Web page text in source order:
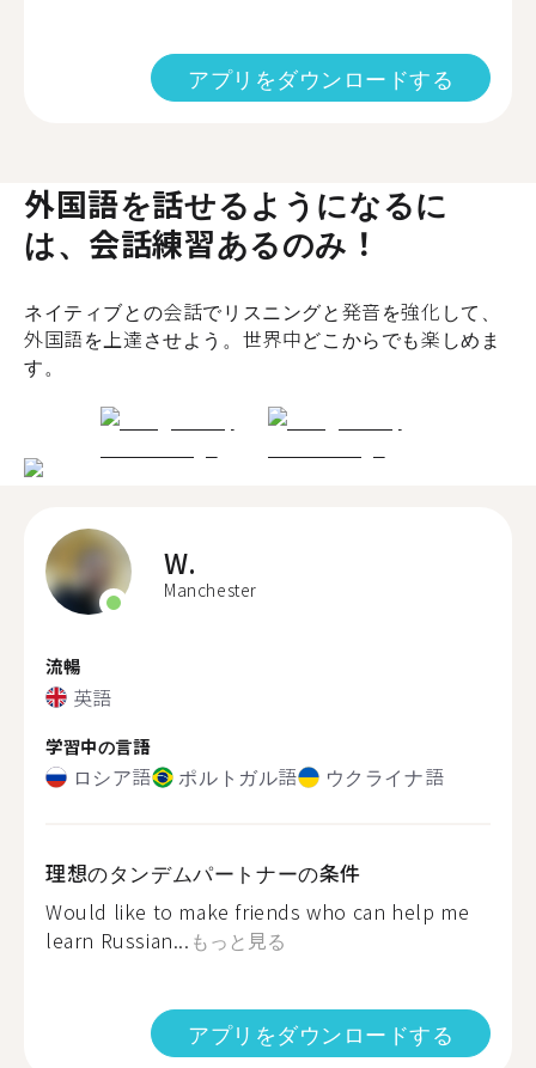
アプリをダウンロードする
外国語を話せるようになるに
は、会話練習あるのみ！
ネイティブとの会話でリスニングと発音を強化して、
外国語を上達させよう。世界中どこからでも楽しめま
す。
W.
Manchester
流暢
英語
学習中の言語
ロシア語 ポルトガル語 ウクライナ語
理想のタンデムパートナーの条件
Would like to make friends who can help me
learn Russian... もっと見る
アプリをダウンロードする